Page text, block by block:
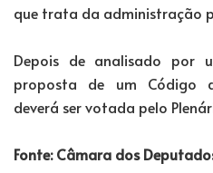
que trata da administração
Depois de analisado por
proposta de um Código
deverá ser votada pelo
Fonte: Câmara dos